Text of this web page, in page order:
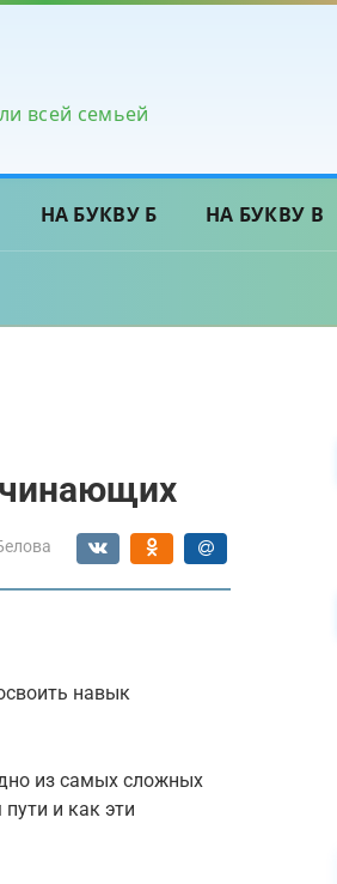
всей семьей
НА БУКВУ Б НА БУКВУ В
навык
из самых сложных
и как эти